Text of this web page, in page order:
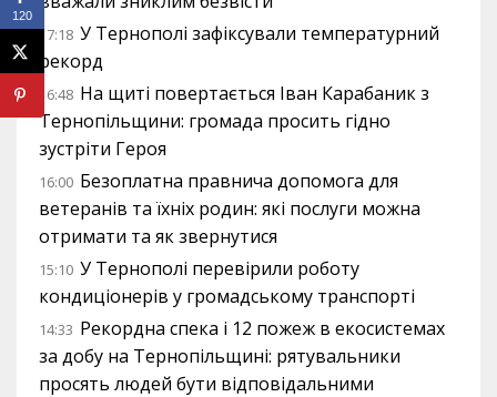
17:18 У Тернополі зафіксували температурний
рекорд
16:48 На щиті повертається Іван Карабаник з
Тернопільщини: громада просить гідно
зустріти Героя
16:00 Безоплатна правнича допомога для
ветеранів та їхніх родин: які послуги можна
отримати та як звернутися
15:10 У Тернополі перевірили роботу
кондиціонерів у громадському транспорті
14:33 Рекордна спека і 12 пожеж в екосистемах
за добу на Тернопільщині: рятувальники
просять людей бути відповідальними
120